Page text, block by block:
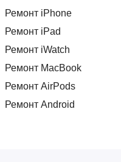
спасибо
услуги. В
Ремонт iPhone
Ремонт iPad
Ремонт iWatch
Ремонт MacBook
Ремонт AirPods
Ремонт Android